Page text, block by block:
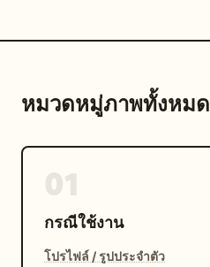
หมวดหมู่ภาพทั้งหมด
กรณีใช้งาน
โปรไฟล์ / รูปประจำตัว